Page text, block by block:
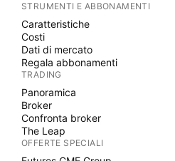
STRUMENTI E ABBONAMENTI
Caratteristiche
Costi
Dati di mercato
Regala abbonamenti
TRADING
Panoramica
Broker
Confronta broker
The Leap
OFFERTE SPECIALI